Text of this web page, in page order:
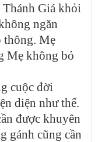
Thánh Giá khỏi
ngăn
thông. Mẹ
Mẹ không bỏ
cuộc đời
diện như thế.
được khuyên
gánh cũng cần